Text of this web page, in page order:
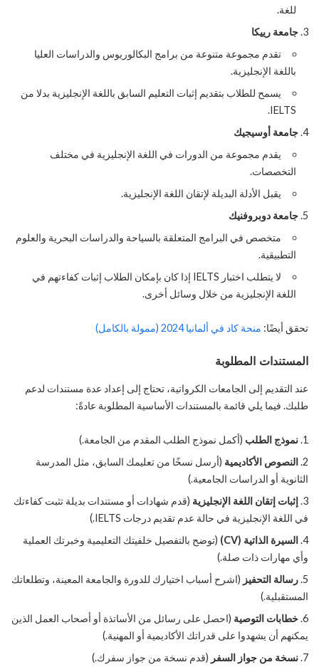
للغة.
جامعة رييكا
تقدم مجموعة متنوعة من برامج البكالوريوس والدراسات العليا
باللغة الإنجليزية.
يسمح للطلاب بتقديم إثبات التعليم السابق باللغة الإنجليزية بدلا من
IELTS.
جامعة أوسيجيك
يقدم مجموعة من الدورات في اللغة الإنجليزية في مختلف
التخصصات.
يقبل الأدلة البديلة لإتقان اللغة الإنجليزية.
جامعة دوبروفنيك
متخصص في البرامج المتعلقة بالسياحة والدراسات البحرية والعلوم
التطبيقية.
لا يتطلب اختبار IELTS إذا كان بإمكان الطلاب إثبات كفاءتهم في
اللغة الإنجليزية من خلال وسائل أخرى.
تحقق أيضًا: منحة كاد في ألمانيا 2024 (ممولة بالكامل)
المستندات المطلوبة
عند التقديم إلى الجامعات الكرواتية، تحتاج إلى إعداد عدة مستندات لدعم
طلبك. فيما يلي قائمة بالمستندات الأساسية المطلوبة عادةً:
نموذج الطلب (أكمل نموذج الطلب المقدم من الجامعة.)
النصوص الأكاديمية (أرسل نسخًا من تعليمك السابق، مثل المدرسة
الثانوية أو الدراسات الجامعية.)
إثبات إتقان اللغة الإنجليزية (قدم شهادات أو مستندات بديلة تثبت كفاءتك
في اللغة الإنجليزية في حالة عدم تقديم درجات IELTS.)
السيرة الذاتية (CV)
(توضح بالتفصيل خلفيتك التعليمية وخبرتك العملية
وأي مهارات ذات صلة.)
رسالة التحفيز (اشرح أسباب اختيارك للدورة والجامعة المعينة، وتطلعاتك
المستقبلية.)
خطابات التوصية (احصل على رسائل من الأساتذة أو أصحاب العمل الذين
يمكنهم أن يشهدوا على قدراتك الأكاديمية أو المهنية.)
نسخة من جواز السفر (قدم نسخة من جواز سفرك.)